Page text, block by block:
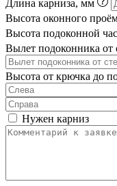
Длина карниза, мм
Высота оконного
Высота подоконной
Вылет подоконника
Высота от крючка до
Нужен карниз